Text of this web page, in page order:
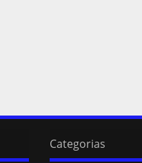
Categorias